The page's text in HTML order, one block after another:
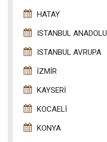
HATAY
ISTANBUL ANADOLU
ISTANBUL AVRUPA
İZMIR
KAYSERI
KOCAELI
KONYA